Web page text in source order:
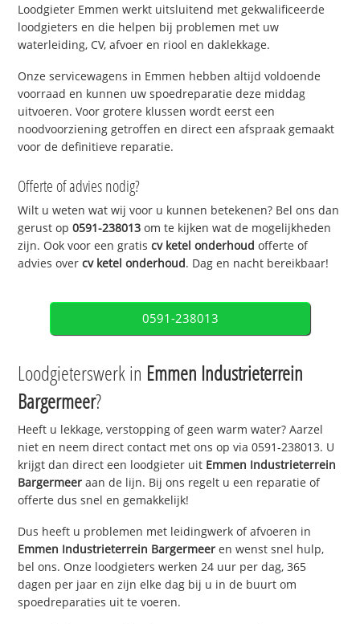
Loodgieter Emmen werkt uitsluitend met gekwalificeerde
loodgieters en die helpen bij problemen met uw
waterleiding, CV, afvoer en riool en daklekkage.
Onze servicewagens in Emmen hebben altijd voldoende
voorraad en kunnen uw spoedreparatie deze middag
uitvoeren. Voor grotere klussen wordt eerst een
noodvoorziening getroffen en direct een afspraak gemaakt
voor de definitieve reparatie.
Offerte of advies nodig?
Wilt u weten wat wij voor u kunnen betekenen? Bel ons dan
gerust op0591-238013 om te kijken wat de mogelijkheden
zijn. Ook voor een gratiscv ketel onderhoud offerte of
advies overcv ketel onderhoud. Dag en nacht bereikbaar!
0591-238013
Loodgieterswerk in Emmen Industrieterrein
Bargermeer?
Heeft u lekkage, verstopping of geen warm water? Aarzel
niet en neem direct contact met ons op via 0591-238013. U
krijgt dan direct een loodgieter uit Emmen Industrieterrein
Bargermeer aan de lijn. Bij ons regelt u een reparatie of
offerte dus snel en gemakkelijk!
Dus heeft u problemen met leidingwerk of afvoeren in
Emmen Industrieterrein Bargermeer en wenst snel hulp,
bel ons. Onze loodgieters werken 24 uur per dag, 365
dagen per jaar en zijn elke dag bij u in de buurt om
spoedreparaties uit te voeren.